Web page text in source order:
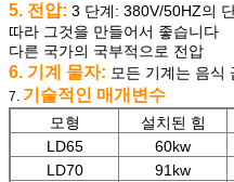
5. 전압: 3 단계: 380V/50HZ의
따라 그것을 만들어서 좋습니다
다른 국가의 국부적으로 전압
6. 기계 물자: 모든 기계는 음식
7. 기술적인 매개변수
모형 설치된 힘
LD65
60kw
LD70
91kw